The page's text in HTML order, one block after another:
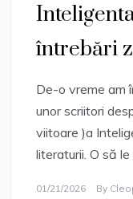
întrebări
De-o vreme am
unor scriitori
viitoare )a
literaturii. O să le
01/21/2026 By